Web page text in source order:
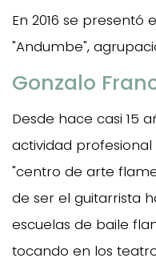
En 2016 se presentó
"Andumbe",
Gonzalo
Desde hace casi 15
actividad
"centro de arte
de ser el guitarrista
escuelas de baile
tocando en los